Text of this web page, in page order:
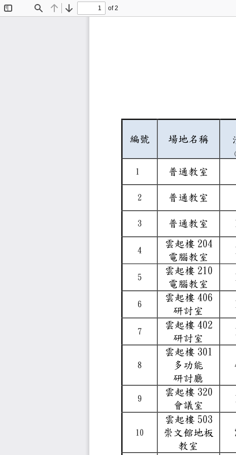
Find Previous
Next
of 2
編號 場地名稱
1 普通教室
2 普通教室
3 普通教室
4
雲起樓
204
電腦教室
5
雲起樓
210
電腦教室
6
雲起樓
406
研討室
7
雲起樓
402
研討室
8
雲起樓
301
多功能
研討廳
9
雲起樓
320
會議室
10
雲起樓
503
崇文館地
教室